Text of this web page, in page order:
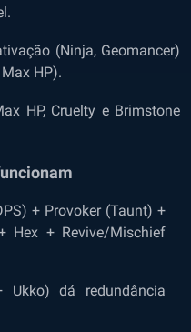
(Ninja, Geomancer)
HP).
HP, Cruelty e Brimstone
+ Provoker (Taunt) +
Hex + Revive/Mischief
dá redundância